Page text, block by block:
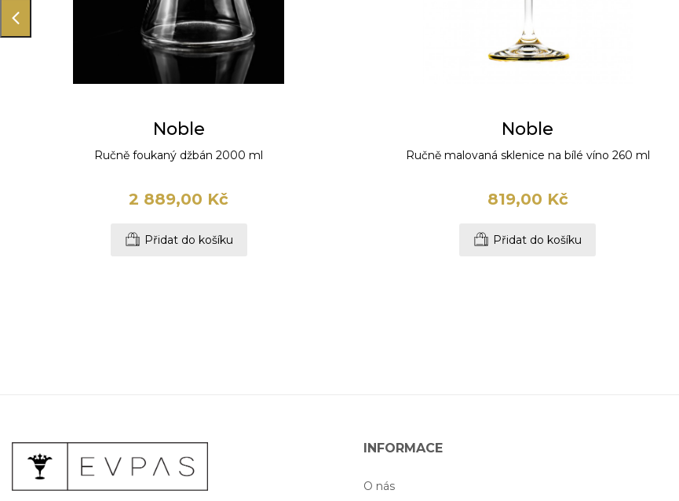
Noble
Ručně foukaný džbán 2000 ml
2 889,00 Kč
Přidat do košíku
Noble
Ručně malovaná sklenice na bílé víno 260 ml
819,00 Kč
Přidat do košíku
INFORMACE
O nás